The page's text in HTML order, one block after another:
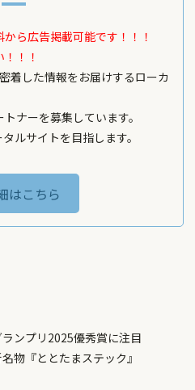
ら広告掲載可能です！！！
！！
着した情報をお届けするローカ
ナーを募集しています。
ルサイトを目指します。
はこちら
ンプリ2025優秀賞に注目
物『ととたまステック』